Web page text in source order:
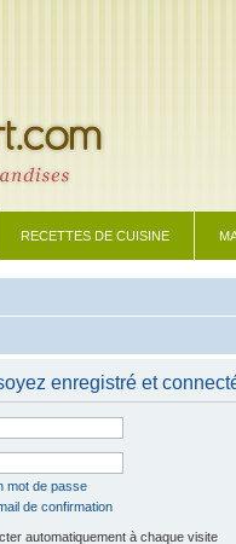
RECETTES DE CUISINE
enregistré et
mot de passe
de confirmation
automatiquement à chaque visite